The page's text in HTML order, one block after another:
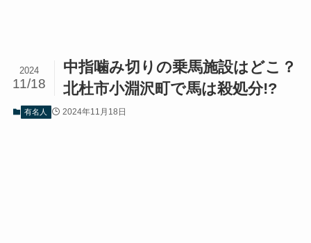
中指噛み切りの乗馬施設はどこ？
北杜市小淵沢町で馬は殺処分!?
2024
11/18
有名人 2024年11月18日